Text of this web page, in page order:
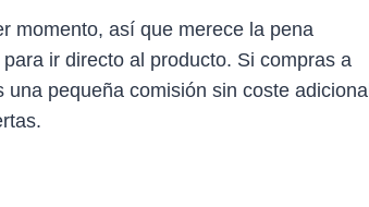
momento, así que merece la pena
ir directo al producto. Si compras a
pequeña comisión sin coste adicional